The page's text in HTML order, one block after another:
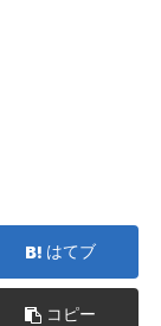
はてブ
コピー